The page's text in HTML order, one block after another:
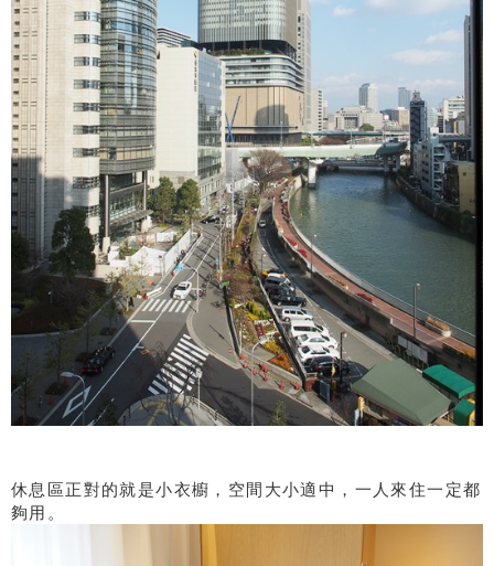
休息區正對的就是小衣櫥，空間大小適中，一人來住一定都
夠用。